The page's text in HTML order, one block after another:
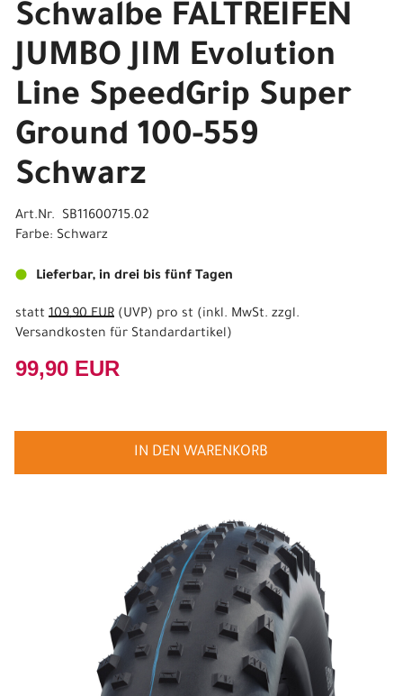
Schwalbe FALTREIFEN
JUMBO JIM Evolution
Line SpeedGrip Super
Ground 100-559
Schwarz
Art.Nr. SB11600715.02
Farbe: Schwarz
Lieferbar, in drei bis fünf Tagen
statt 109,90 EUR (UVP) pro st (inkl. MwSt. zzgl.
Versandkosten für Standardartikel)
99,90 EUR
IN DEN WARENKORB